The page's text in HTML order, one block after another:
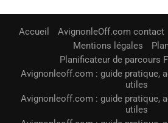
Accueil AvignonleOff.com contact
Mentions légales
Planificateur de parcours
Avignonleoff.com : guide pratique,
utiles
Avignonleoff.com : guide pratique,
utiles